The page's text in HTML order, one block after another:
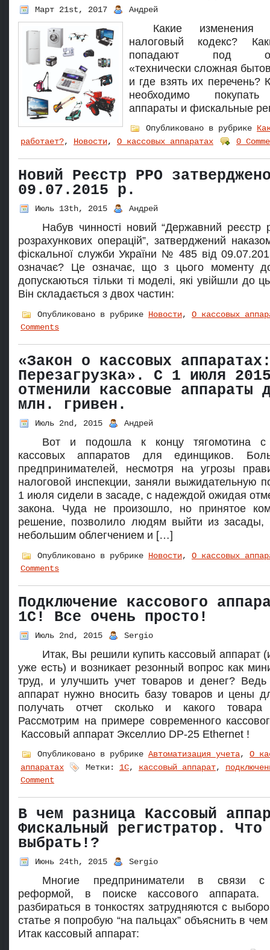
Март 21st, 2017 Андрей
Какие
налоговый кодекс?
попадают под
«технически сложная
и где взять их перечень?
необходимо
аппараты и фискальные
Опубликовано в рубрике
работает?, Новости, О кассовых аппаратах 0
Новий Реєстр РРО
09.07.2015 р.
Июль 13th, 2015 Андрей
Набув чинності новий “Державний реєстр
розрахункових операцій”, затверджений
фіскальної служби України № 485 від
означає? Це означає, що з цього моменту до
допускаються тільки ті моделі, які увійшли до
Він складається з двох частин:
Опубликовано в рубрике Новости, О кассовых
Comments
«Закон о кассовых
Перезагрузка». С 1 июля
отменили кассовые аппараты
млн. гривен.
Июль 2nd, 2015 Андрей
Вот и подошла к концу тягомотина с
кассовых аппаратов для единщиков.
предпринимателей, несмотря на угрозы
налоговой инспекции, заняли выжидательную
1 июля сидели в засаде, с надеждой ожидая
закона. Чуда не произошло, но принятое
решение, позволило людям выйти из засады,
небольшим облегчением и […]
Опубликовано в рубрике Новости, О кассовых
Comments
Подключение кассового
1С! Все очень просто!
Июль 2nd, 2015 Sergio
Итак, Вы решили купить кассовый аппарат
уже есть) и возникает резонный вопрос как
труд, и улучшить учет товаров и денег?
аппарат нужно вносить базу товаров и цены
получать отчет сколько и какого товара
Рассмотрим на примере современного
Кассовый аппарат Экселлио DP-25 Ethernet !
Опубликовано в рубрике Автоматизация учета, О
аппаратах
Метки: 1С, кассовый аппарат,
Comment
В чем разница Кассовый
Фискальный регистратор. Что
выбрать!?
Июнь 24th, 2015 Sergio
Многие предприниматели в связи с
реформой, в поиске кассового
разбираться в тонкостях затрудняются с
статье я попробую “на пальцах” объяснить в
Итак кассовый аппарат: